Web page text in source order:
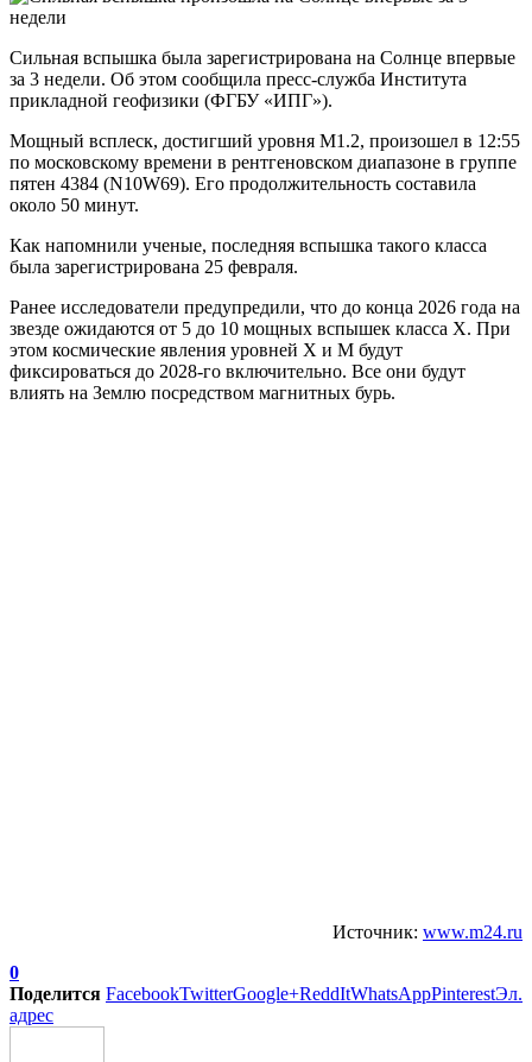
Сильная вспышка была зарегистрирована на Солнце впервые
за 3 недели. Об этом сообщила пресс-служба Института
прикладной геофизики (ФГБУ «ИПГ»).
Мощный всплеск, достигший уровня M1.2, произошел в 12:55
по московскому времени в рентгеновском диапазоне в группе
пятен 4384 (N10W69). Его продолжительность составила
около 50 минут.
Как напомнили ученые, последняя вспышка такого класса
была зарегистрирована 25 февраля.
Ранее исследователи предупредили, что до конца 2026 года на
звезде ожидаются от 5 до 10 мощных вспышек класса X. При
этом космические явления уровней X и M будут
фиксироваться до 2028-го включительно. Все они будут
влиять на Землю посредством магнитных бурь.
Источник: www.m24.ru
0
Поделится FacebookTwitterGoogle+ReddItWhatsAppPinterestЭл.
адрес